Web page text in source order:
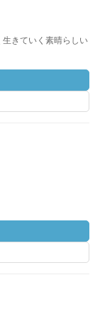
きていく素晴らしい